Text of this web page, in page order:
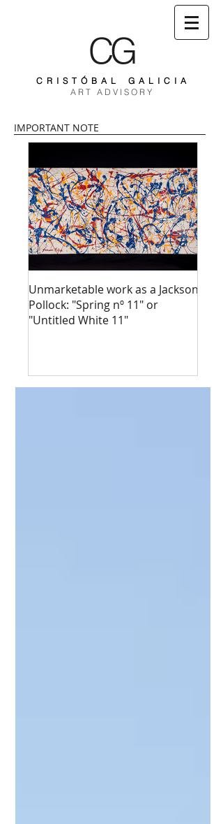
CG
C R I S T Ó B A L G A L I C I A
A R T A D V I S O R Y
IMPORTANT NOTE
Unmarketable work as a Jackson
Pollock: "Spring nº 11" or
"Untitled White 11"